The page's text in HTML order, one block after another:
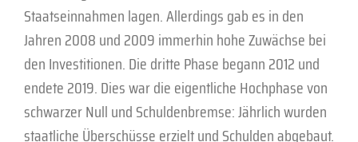
Staatseinnahmen lagen. Allerdings gab es in den
Jahren 2008 und 2009 immerhin hohe Zuwächse bei
den Investitionen. Die dritte Phase begann 2012 und
endete 2019. Dies war die eigentliche Hochphase von
schwarzer Null und Schuldenbremse: Jährlich wurden
staatliche Überschüsse erzielt und Schulden abgebaut.